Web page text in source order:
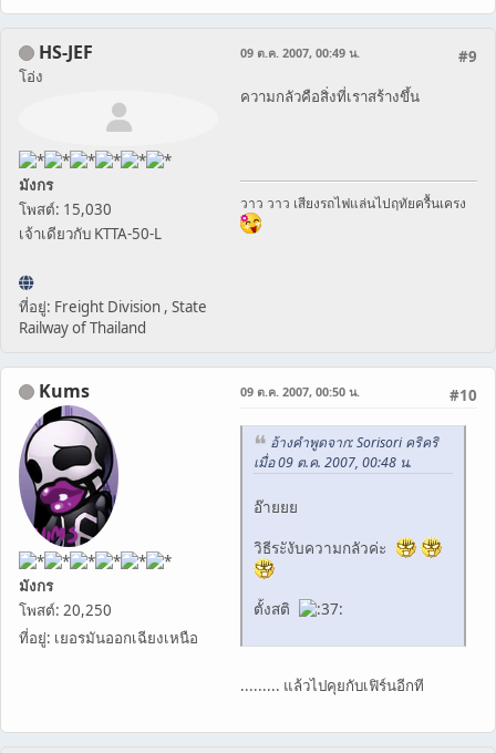
HS-JEF
โอ่ง
มังกร
โพสต์: 15,030
เจ้าเดียวกับ KTTA-50-L
ที่อยู่: Freight Division , State
Railway of Thailand
#9
09 ต.ค. 2007, 00:49 น.
ความกลัวคือสิ่งที่เราสร้างขึ้น
วาว วาว เสียงรถไฟแล่นไปฤทัยครื้นเครง
Kums
มังกร
โพสต์: 20,250
ที่อยู่: เยอรมันออกเฉียงเหนือ
#10
09 ต.ค. 2007, 00:50 น.
อ้างคำพูดจาก: Sorisori คริคริ
เมื่อ 09 ต.ค. 2007, 00:48 น.
อ๊ายยย
วิธีระังับความกลัวค่ะ
ตั้งสติ
......... แล้วไปคุยกับเฟิร์นอีกที